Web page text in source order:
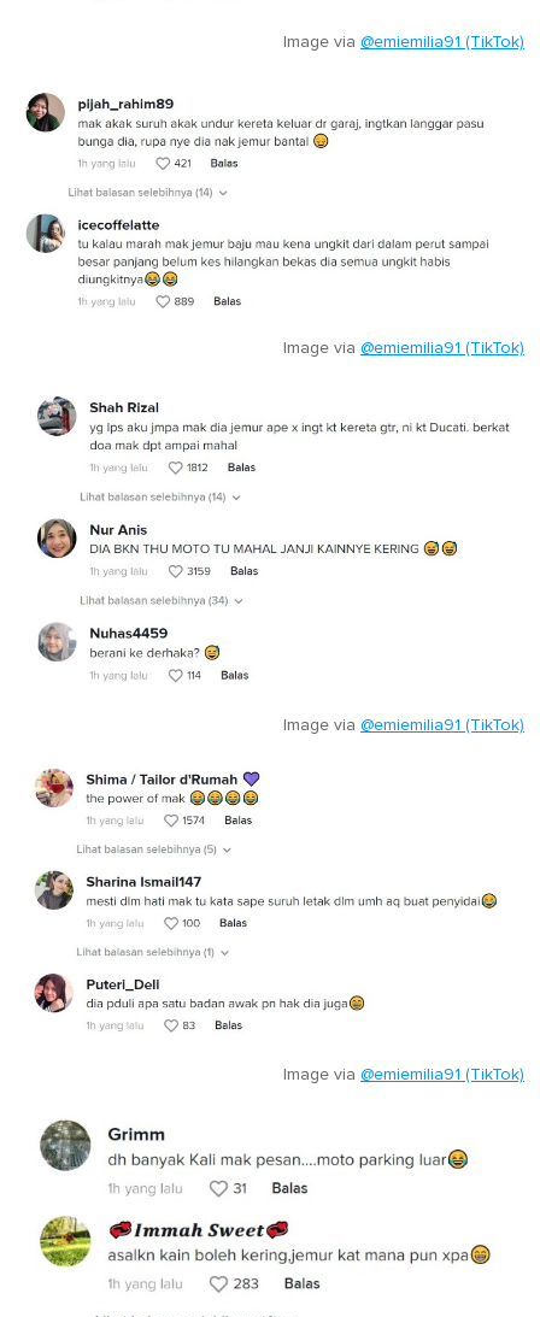
Image via @emiemilia91 (TikTok)
Image via @emiemilia91 (TikTok)
Image via @emiemilia91 (TikTok)
Image via @emiemilia91 (TikTok)